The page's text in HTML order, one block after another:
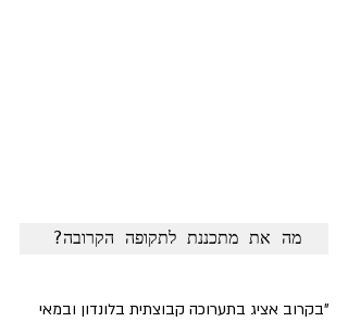
מה את מתכננת לתקופה הקרובה?
"בקרוב אציג בתערוכה קבוצתית בלונדון ובמאי